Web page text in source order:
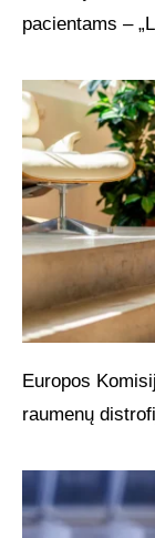
pacientams –
Europos
raumenų